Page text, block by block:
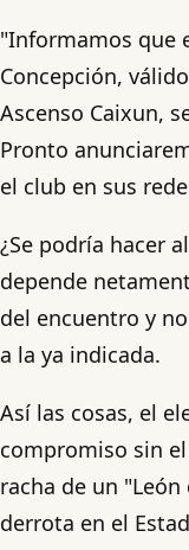
"Informamos que
Concepción,
Ascenso Caixun,
Pronto
el club en sus
¿Se podría hacer
depende
del encuentro y
a la ya indicada.
Así las cosas, el
compromiso sin
racha de un
derrota en el